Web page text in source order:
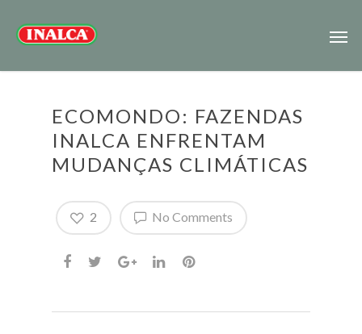
ECOMONDO: FAZENDAS
INALCA ENFRENTAM
MUDANÇAS CLIMÁTICAS
No Comments
2